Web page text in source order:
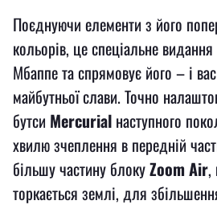
Поєднуючи елементи з його
кольорів, це спеціальне
Мбаппе та спрямовує його – і
майбутньої слави. Точно
бутси Mercurial наступного
хвилю зчеплення в передній
більшу частину блокуZoom Air,
торкається землі, для